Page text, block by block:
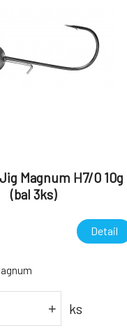
Magnum H7/0 10g
(bal 3ks)
Detail
+ ks